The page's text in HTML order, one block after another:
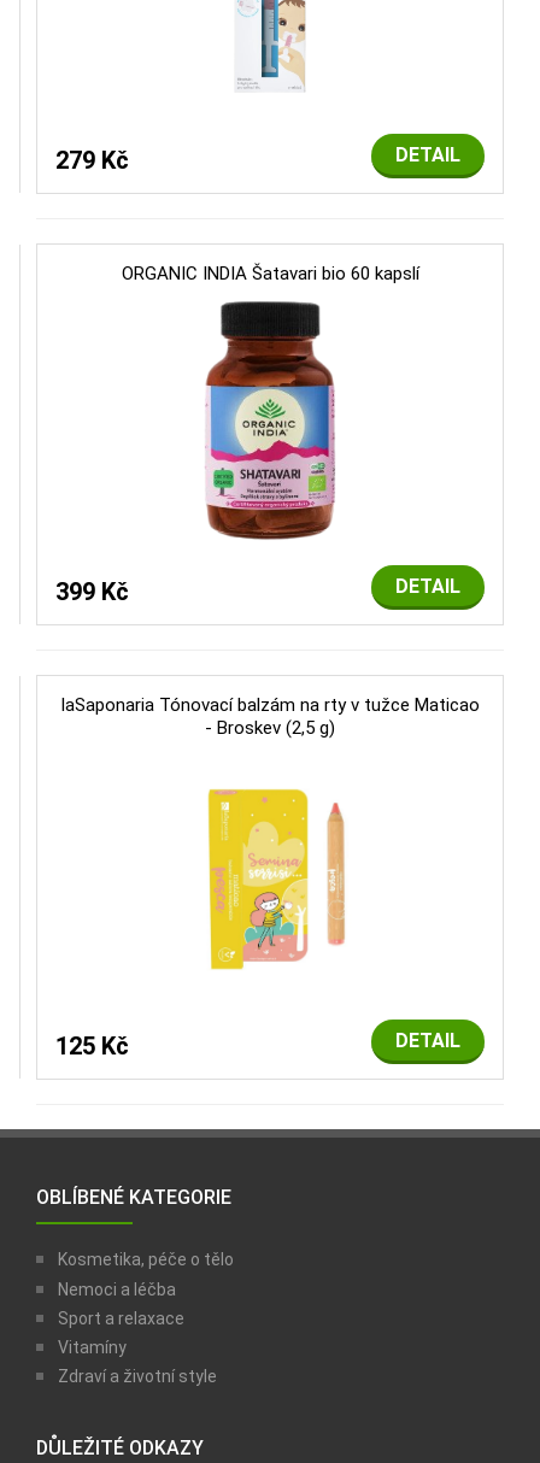
DETAIL
279 Kč
ORGANIC INDIA Šatavari bio 60 kapslí
DETAIL
399 Kč
laSaponaria Tónovací balzám na rty v tužce Maticao
- Broskev (2,5 g)
DETAIL
125 Kč
OBLÍBENÉ KATEGORIE
Kosmetika, péče o tělo
Nemoci a léčba
Sport a relaxace
Vitamíny
Zdraví a životní style
DŮLEŽITÉ ODKAZY